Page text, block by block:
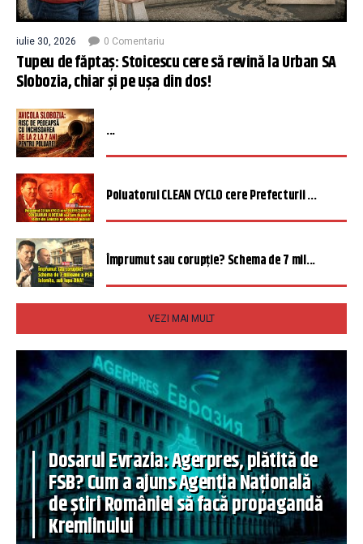
iulie 30, 2026 0 Comentariu
Tupeu de făptaș: Stoicescu cere să revină la Urban SA
Slobozia, chiar și pe ușa din dos!
...
Poluatorul CLEAN CYCLO cere Prefecturii ...
Împrumut sau corupție? Schema de 7 mil...
VEZI MAI MULT
Dosarul Evrazia: Agerpres, plătită de
FSB? Cum a ajuns Agenția Națională
de știri României să facă propagandă
Kremlinului